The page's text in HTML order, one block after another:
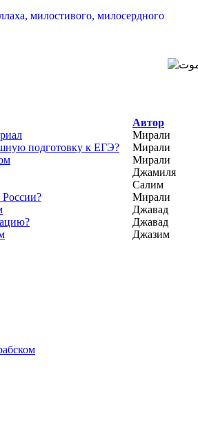
Автор
Мирали
подготовку к ЕГЭ?
Мирали
Мирали
Джамиля
Салим
России?
Мирали
Джавад
Джавад
Джазим